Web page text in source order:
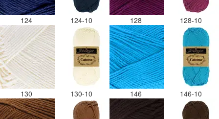
124 124-10 128 128-10
130 130-10 146 146-10